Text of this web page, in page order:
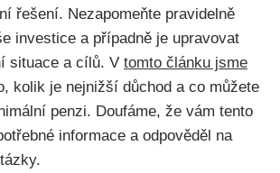
řešení. Nezapomeňte pravidelně
investice a případně je upravovat
situace a cílů. V tomto článku jsme
kolik je nejnižší důchod a co můžete
penzi. Doufáme, že vám tento
informace a odpověděl na